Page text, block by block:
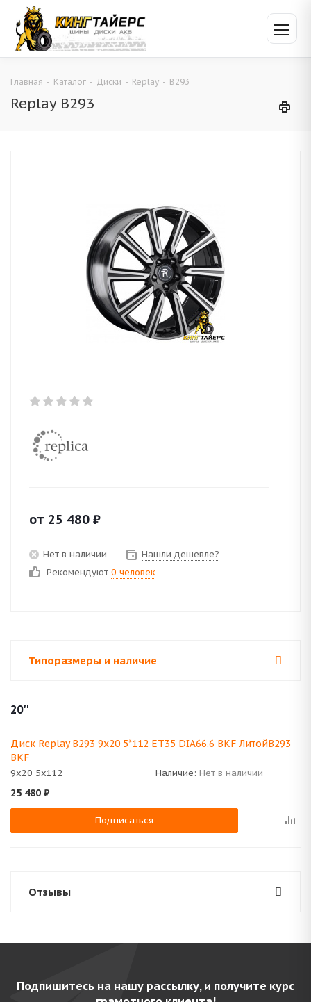
Главная - Каталог - Диски - Replay - B293
Replay B293
от 25 480 ₽
Нет в наличии
Нашли дешевле?
Рекомендуют 0 человек
Типоразмеры и наличие
20''
Диск Replay B293 9x20 5*112 ET35 DIA66.6 BKF ЛитойB293
BKF
9x20 5x112 Наличие: Нет в наличии
25 480 ₽
Подписаться
Отзывы
Подпишитесь на нашу рассылку, и получите курс